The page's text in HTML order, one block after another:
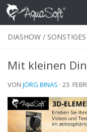
Skip to content
DIASHOW / SONSTIGES
Mit kleinen
VON JÖRG BINAS · 23.